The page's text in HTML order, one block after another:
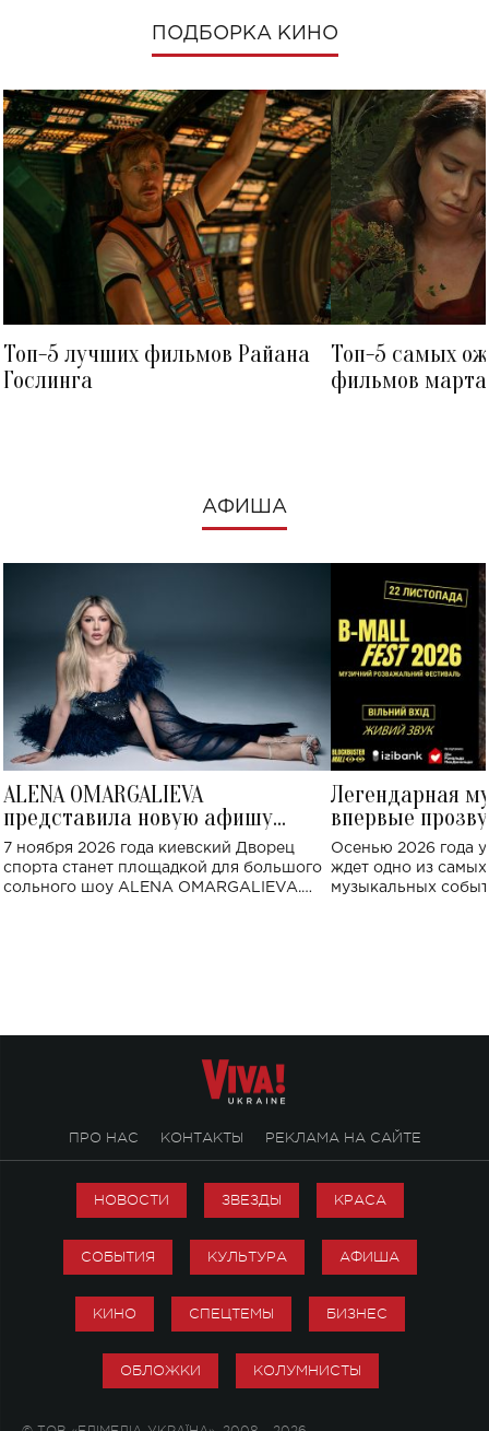
ПОДБОРКА КИНО
Топ-5 лучших фильмов Райана
Гослинга
Топ-5 самых
фильмов
АФИША
ALENA OMARGALIEVA
представила новую афишу
большого концерта во Дворце
спорта
7 ноября 2026 года киевский Дворец
спорта станет площадкой для большого
сольного шоу ALENA OMARGALIEVA.
Легендарная
впервые
Украине: где
Осенью 2026 года
ждет одно из
музыкальных
ПРО НАС КОНТАКТЫ РЕКЛАМА НА САЙТЕ
НОВОСТИ ЗВЕЗДЫ КРАСА
СОБЫТИЯ КУЛЬТУРА АФИША
КИНО СПЕЦТЕМЫ БИЗНЕС
ОБЛОЖКИ КОЛУМНИСТЫ